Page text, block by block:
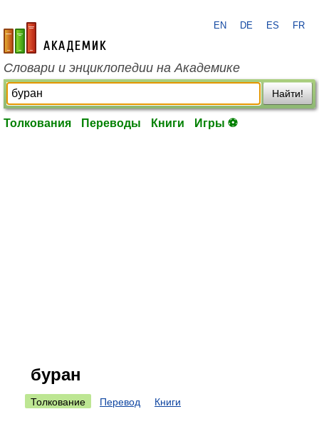
academic.ru
EN DE ES FR
Словари и энциклопедии на Академике
Найти!
Толкования Переводы Книги Игры ⚽
буран
Толкование Перевод Книги